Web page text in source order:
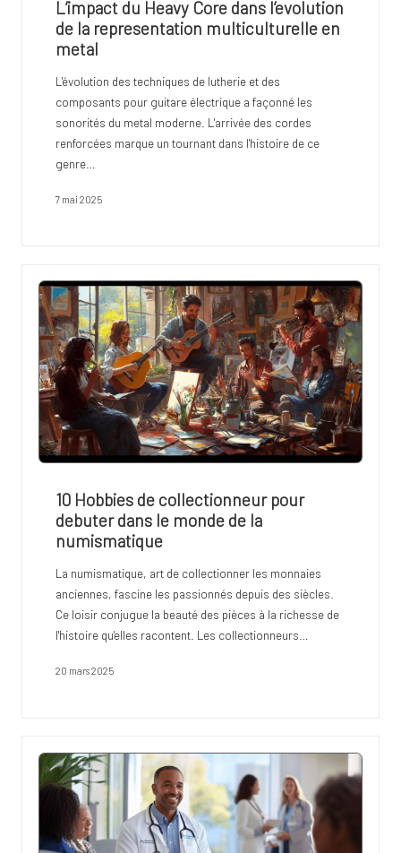
L’impact du Heavy Core dans l’evolution
de la representation multiculturelle en
metal
L'évolution des techniques de lutherie et des
composants pour guitare électrique a façonné les
sonorités du metal moderne. L'arrivée des cordes
renforcées marque un tournant dans l'histoire de ce
genre…
7 mai 2025
10 Hobbies de collectionneur pour
debuter dans le monde de la
numismatique
La numismatique, art de collectionner les monnaies
anciennes, fascine les passionnés depuis des siècles.
Ce loisir conjugue la beauté des pièces à la richesse de
l'histoire qu'elles racontent. Les collectionneurs…
20 mars 2025